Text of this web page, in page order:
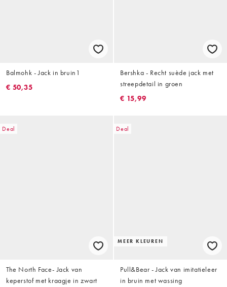
Balmohk - Jack in bruin1
€ 50,35
Bershka - Recht suède jack met
streepdetail in groen
€ 15,99
Deal
The North Face- Jack van
keperstof met kraagje in zwart
Deal
MEER KLEUREN
Pull&Bear - Jack van imitatieleer
in bruin met wassing